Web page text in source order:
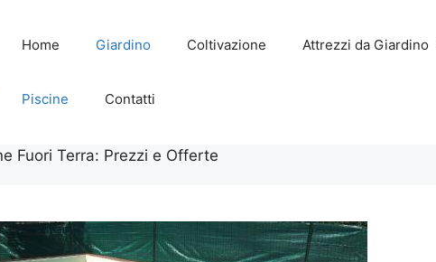
Home Giardino Coltivazione Attrezzi da Giardino
Piscine Contatti
Fuori Terra: Prezzi e Offerte